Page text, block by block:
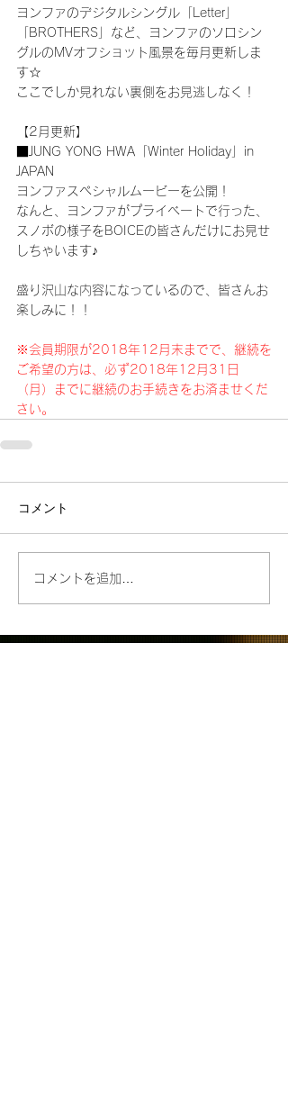
ヨンファのデジタルシングル「Letter」
「BROTHERS」など、ヨンファのソロシン
グルのMVオフショット風景を毎月更新しま
す☆
ここでしか見れない裏側をお見逃しなく！
【2月更新】
■JUNG YONG HWA「Winter Holiday」in
JAPAN
ヨンファスペシャルムービーを公開！
なんと、ヨンファがプライベートで行った、
スノボの様子をBOICEの皆さんだけにお見せ
しちゃいます♪
盛り沢山な内容になっているので、皆さんお
楽しみに！！
※会員期限が2018年12月末までで、継続を
ご希望の方は、必ず2018年12月31日
（月）までに継続のお手続きをお済ませくだ
さい。
コメント
コメントを追加…